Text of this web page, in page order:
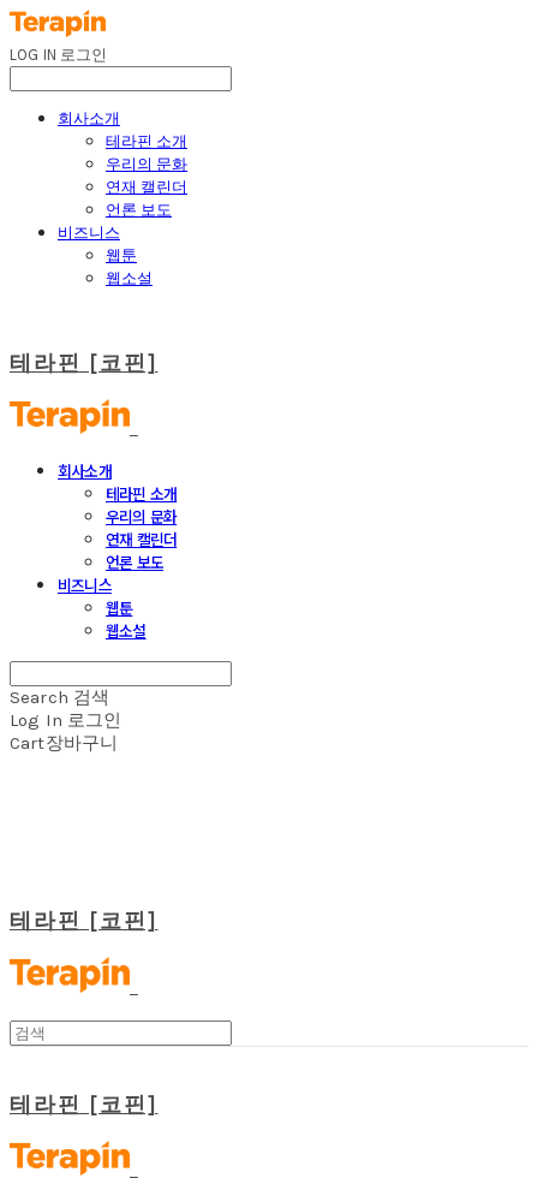
LOG IN 로그인
회사소개
테라핀 소개
우리의 문화
연재 캘린더
언론 보도
비즈니스
웹툰
웹소설
테라핀 [코핀]
회사소개
테라핀 소개
우리의 문화
연재 캘린더
언론 보도
비즈니스
웹툰
웹소설
Search 검색
Log In 로그인
Cart장바구니
테라핀 [코핀]
테라핀 [코핀]